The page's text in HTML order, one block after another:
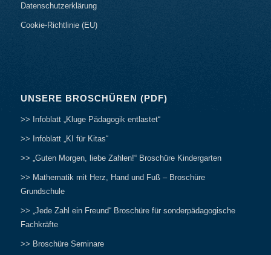
Datenschutzerklärung
Cookie-Richtlinie (EU)
UNSERE BROSCHÜREN (PDF)
>> Infoblatt „Kluge Pädagogik entlastet“
>> Infoblatt „KI für Kitas“
>> „Guten Morgen, liebe Zahlen!“ Broschüre Kindergarten
>> Mathematik mit Herz, Hand und Fuß – Broschüre
Grundschule
>> „Jede Zahl ein Freund“ Broschüre für sonderpädagogische
Fachkräfte
>> Broschüre Seminare